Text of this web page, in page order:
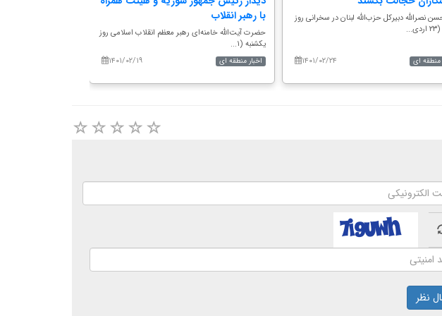
با رهبر انقلاب
حضرت آیت‌الله خامنه‌ای رهبر معظم انقلاب اسلامی روز
یکشنبه (۱...
۱۴۰۱/۰۲/۱۹
اخبار منطقه ای
نصرالله دبیرکل حزب‌الله لبنان در سخرانی روز
۱۴۰۱/۰۲/۲۴ منطقه ای
نظر